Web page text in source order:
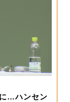
に…ハンセン